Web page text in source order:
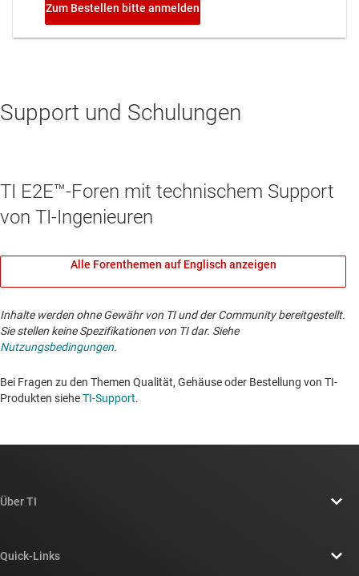
Support und Schulungen
TI E2E™-Foren mit technischem Support
von TI-Ingenieuren
Alle Forenthemen auf Englisch anzeigen
Inhalte werden ohne Gewähr von TI und der Community bereitgestellt.
Sie stellen keine Spezifikationen von TI dar. Siehe
Nutzungsbedingungen.
Bei Fragen zu den Themen Qualität, Gehäuse oder Bestellung von TI-
Produkten sieheTI-Support. ​​​​​​​​​​​​​​
Über TI
Quick-Links